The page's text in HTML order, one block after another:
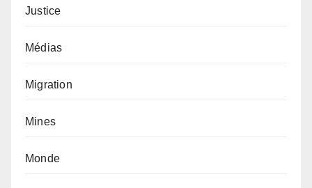
Justice
Médias
Migration
Mines
Monde